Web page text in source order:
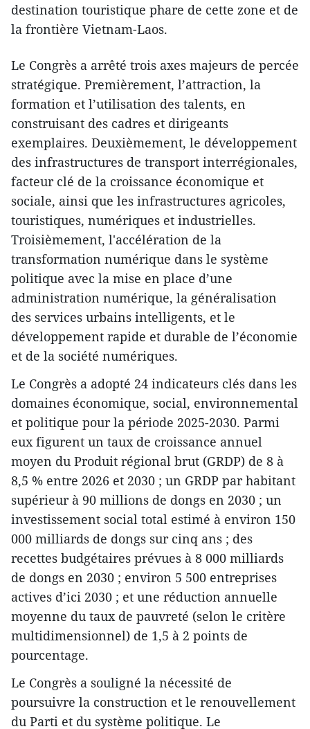
destination touristique phare de cette zone et de
la frontière Vietnam-Laos.
Le Congrès a arrêté trois axes majeurs de percée
stratégique. Premièrement, l’attraction, la
formation et l’utilisation des talents, en
construisant des cadres et dirigeants
exemplaires. Deuxièmement, le développement
des infrastructures de transport interrégionales,
facteur clé de la croissance économique et
sociale, ainsi que les infrastructures agricoles,
touristiques, numériques et industrielles.
Troisièmement, l'accélération de la
transformation numérique dans le système
politique avec la mise en place d’une
administration numérique, la généralisation
des services urbains intelligents, et le
développement rapide et durable de l’économie
et de la société numériques.
Le Congrès a adopté 24 indicateurs clés dans les
domaines économique, social, environnemental
et politique pour la période 2025-2030. Parmi
eux figurent un taux de croissance annuel
moyen du Produit régional brut (GRDP) de 8 à
8,5 % entre 2026 et 2030 ; un GRDP par habitant
supérieur à 90 millions de dongs en 2030 ; un
investissement social total estimé à environ 150
000 milliards de dongs sur cinq ans ; des
recettes budgétaires prévues à 8 000 milliards
de dongs en 2030 ; environ 5 500 entreprises
actives d’ici 2030 ; et une réduction annuelle
moyenne du taux de pauvreté (selon le critère
multidimensionnel) de 1,5 à 2 points de
pourcentage.
Le Congrès a souligné la nécessité de
poursuivre la construction et le renouvellement
du Parti et du système politique. Le